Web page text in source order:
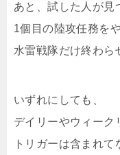
攻任務その1★陸攻任務そ
戦隊、南西諸島海域を哨
順番に探って、そのまま
に片付けます。・工廠系改
ず、まだ手付かずだった3
うことで、トリガーは3回
あと、試した人が見
1個目の陸攻任務を
水雷戦隊だけ終わら
いずれにしても、
デイリーやウィーク
トリガーは含まれて